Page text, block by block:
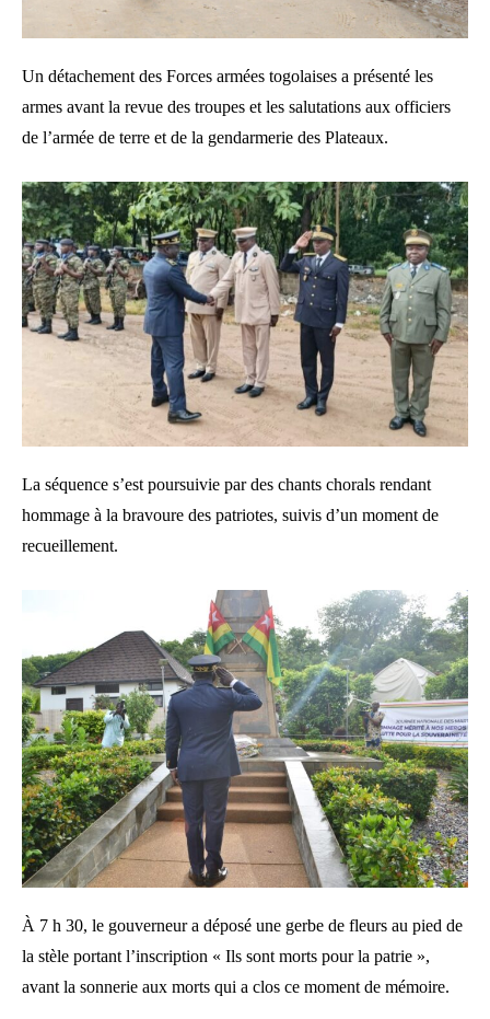
Un détachement des Forces armées togolaises a présenté les
armes avant la revue des troupes et les salutations aux officiers
de l’armée de terre et de la gendarmerie des Plateaux.
La séquence s’est poursuivie par des chants chorals rendant
hommage à la bravoure des patriotes, suivis d’un moment de
recueillement.
À 7 h 30, le gouverneur a déposé une gerbe de fleurs au pied de
la stèle portant l’inscription « Ils sont morts pour la patrie »,
avant la sonnerie aux morts qui a clos ce moment de mémoire.